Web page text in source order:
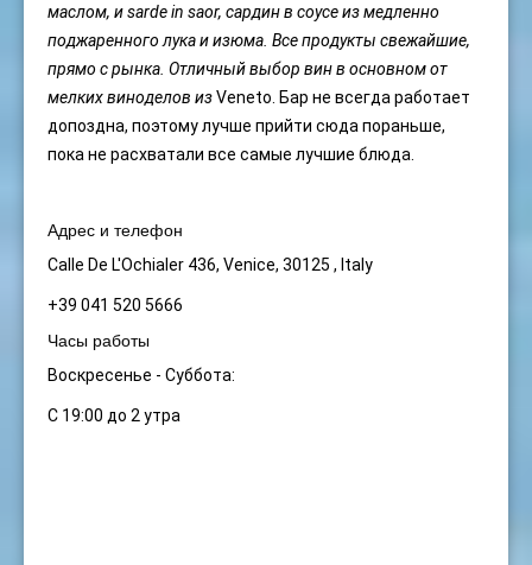
маслом, и sarde in saor, сардин в соусе из медленно
поджаренного лука и изюма. Все продукты свежайшие,
прямо с рынка. Отличный выбор вин в основном от
мелких виноделов изVeneto. Бар не всегда работает
допоздна, поэтому лучше прийти сюда пораньше,
пока не расхватали все самые лучшие блюда.
Адрес и телефон
Calle De L'Ochialer 436, Venice, 30125 , Italy
+39 041 520 5666
Часы работы
Воскресенье - Суббота:
С 19:00 до 2 утра